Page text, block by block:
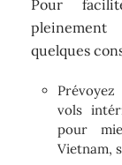
Pour
quelques
vols
pour
Vietnam,